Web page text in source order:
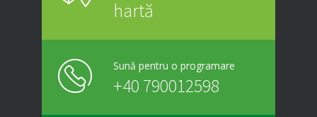
hartă
Sună pentru o programare
+40 790012598